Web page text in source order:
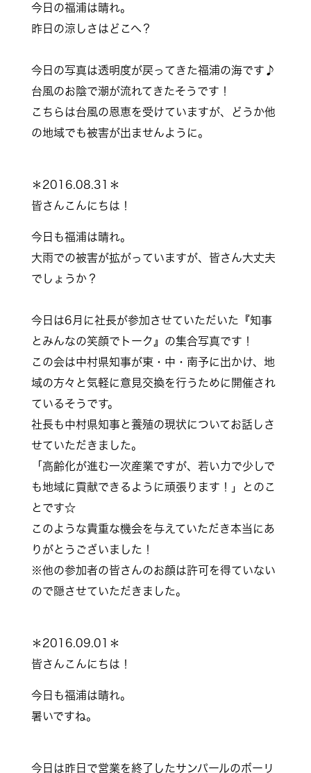
今日の福浦は晴れ。
昨日の涼しさはどこへ？
今日の写真は透明度が戻ってきた福浦の海です♪
台風のお陰で潮が流れてきたそうです！
こちらは台風の恩恵を受けていますが、どうか他
の地域でも被害が出ませんように。
今日も福浦は晴れ。
大雨での被害が拡がっていますが、皆さん大丈夫
でしょうか？
今日は6月に社長が参加させていただいた『知事
とみんなの笑顔でトーク』の集合写真です！
この会は中村県知事が東・中・南予に出かけ、地
域の方々と気軽に意見交換を行うために開催され
ているそうです。
社長も中村県知事と養殖の現状についてお話しさ
せていただきました。
「高齢化が進む一次産業ですが、若い力で少しで
も地域に貢献できるように頑張ります！」とのこ
※他の参加者の皆さんのお顔は許可を得ていない
ので隠させていただきました。